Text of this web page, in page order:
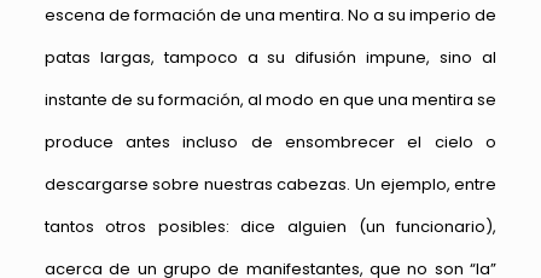
escena de formación de una mentira. No a su imperio de
patas largas, tampoco a su difusión impune, sino al
instante de su formación, al modo en que una mentira se
produce antes incluso de ensombrecer el cielo o
descargarse sobre nuestras cabezas. Un ejemplo, entre
tantos otros posibles: dice alguien (un funcionario),
acerca de un grupo de manifestantes, que no son “la”